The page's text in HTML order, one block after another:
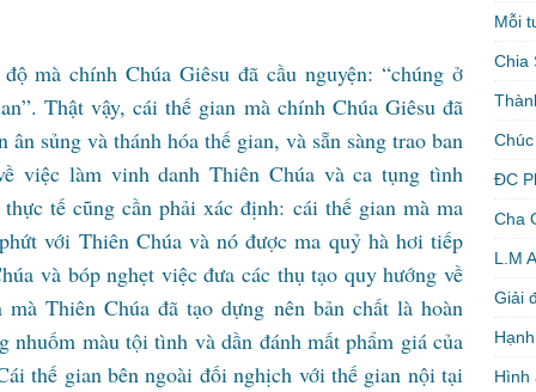
mà chính Chúa Giêsu đã cầu nguyện: “chúng ở
Thật vậy, cái thế gian mà chính Chúa Giêsu đã
sủng và thánh hóa thế gian, và sẵn sàng trao ban
việc làm vinh danh Thiên Chúa và ca tụng tình
tế cũng cần phải xác định: cái thế gian mà ma
với Thiên Chúa và nó được ma quỷ hà hơi tiếp
và bóp nghẹt việc đưa các thụ tạo quy hướng về
Thiên Chúa đã tạo dựng nên bản chất là hoàn
nhuốm màu tội tình và dần đánh mất phẩm giá của
thế gian bên ngoài đối nghịch với thế gian nội tại
Mỗi
Chia
ĐC
Cha
L.M
Giải
Hình